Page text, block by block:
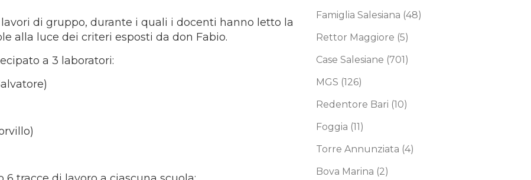
di gruppo, durante i quali i docenti hanno letto la
alla luce dei criteri esposti da don Fabio.
a 3 laboratori:
Famiglia Salesiana (48)
Rettor Maggiore (5)
Case Salesiane (701)
MGS (126)
Redentore Bari (10)
Foggia (11)
Torre Annunziata (4)
Bova Marina (2)